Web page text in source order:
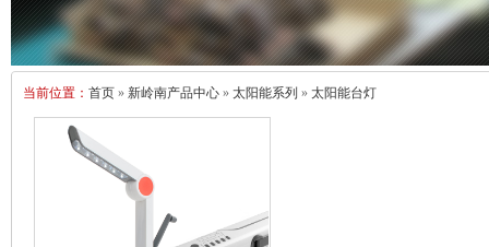
当前位置： 首页 » 新岭南产品中心 » 太阳能系列 » 太阳能台灯